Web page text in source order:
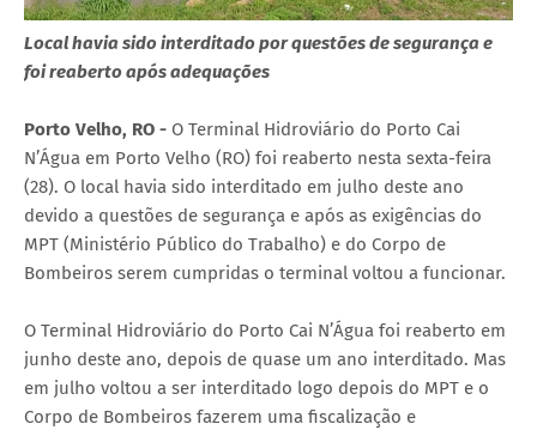
Local havia sido interditado por questões de segurança e
foi reaberto após adequações
Porto Velho, RO - O Terminal Hidroviário do Porto Cai
N’Água em Porto Velho (RO) foi reaberto nesta sexta-feira
(28). O local havia sido interditado em julho deste ano
devido a questões de segurança e após as exigências do
MPT (Ministério Público do Trabalho) e do Corpo de
Bombeiros serem cumpridas o terminal voltou a funcionar.
O Terminal Hidroviário do Porto Cai N’Água foi reaberto em
junho deste ano, depois de quase um ano interditado. Mas
em julho voltou a ser interditado logo depois do MPT e o
Corpo de Bombeiros fazerem uma fiscalização e